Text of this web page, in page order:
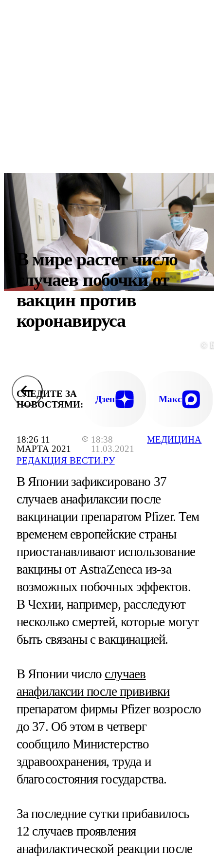
18:26 11
МАРТА 2021
18:38
11.03.2021
РЕДАКЦИЯ ВЕСТИ.РУ
МЕДИЦИНА
В мире растет число
случаев побочки от
вакцин против
коронавируса
©
СЛЕДИТЕ ЗА
НОВОСТЯМИ:
Дзен Макс
В Японии зафиксировано 37
случаев анафилаксии после
вакцинации препаратом Pfizer. Тем
временем европейские страны
приостанавливают использование
вакцины от AstraZeneca из-за
возможных побочных эффектов.
В Чехии, например, расследуют
несколько смертей, которые могут
быть связаны с вакцинацией.
В Японии число случаев
анафилаксии после прививки
препаратом фирмы Pfizer возросло
до 37. Об этом в четверг
сообщило Министерство
здравоохранения, труда и
благосостояния государства.
За последние сутки прибавилось
12 случаев проявления
анафилактической реакции после